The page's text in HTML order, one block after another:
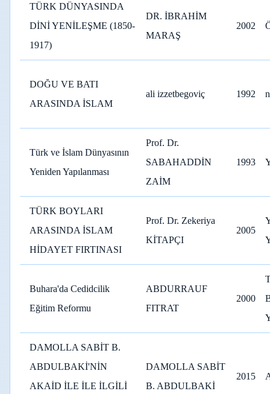
TÜRK DÜNYASINDA
DİNİ YENİLEŞME (1850-
1917)
DR. İBRAHİM
MARAŞ
2002
DOĞU VE BATI
ARASINDA İSLAM
ali izzetbegoviç 1992
Türk ve İslam Dünyasının
Yeniden Yapılanması
Prof. Dr.
SABAHADDİN
ZAİM
1993
TÜRK BOYLARI
ARASINDA İSLAM
HİDAYET FIRTINASI
Prof. Dr. Zekeriya
KİTAPÇI
2005
Buhara'da Cedidcilik
Eğitim Reformu
ABDURRAUF
FITRAT
2000
DAMOLLA SABİT B.
ABDULBAKİ'NİN
AKAİD İLE İLE İLGİLİ
DAMOLLA SABİT
B. ABDULBAKİ
2015